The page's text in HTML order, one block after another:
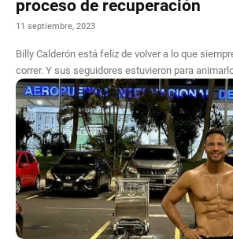
proceso de recuperación
11 septiembre, 2023
Billy Calderón está feliz de volver a lo que
correr. Y sus seguidores estuvieron para